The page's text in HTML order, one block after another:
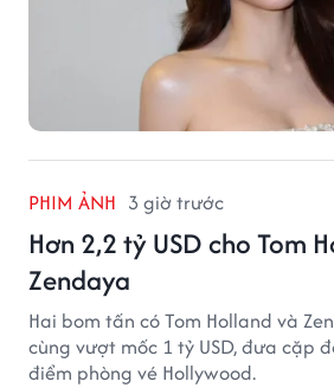
PHIM ẢNH 3 giờ trước
Hơn 2,2 tỷ USD cho Tom
Zendaya
Hai bom tấn có Tom Holland và
cùng vượt mốc 1 tỷ USD, đưa cặp
điểm phòng vé Hollywood.